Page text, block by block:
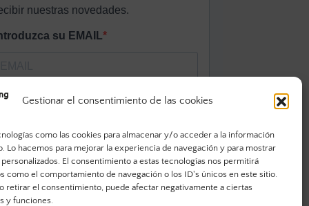
Gestionar el consentimiento de las cookies
como las cookies para almacenar y/o acceder a la información
Lo hacemos para mejorar la experiencia de navegación y para mostrar
El consentimiento a estas tecnologías nos permitirá
como el comportamiento de navegación o los ID's únicos en este sitio.
retirar el consentimiento, puede afectar negativamente a ciertas
y funciones.